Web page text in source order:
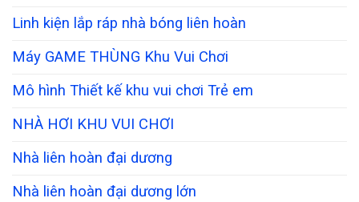
Linh kiện lắp ráp nhà bóng liên hoàn
Máy GAME THÙNG Khu Vui Chơi
Mô hình Thiết kế khu vui chơi Trẻ em
NHÀ HƠI KHU VUI CHƠI
Nhà liên hoàn đại dương
Nhà liên hoàn đại dương lớn